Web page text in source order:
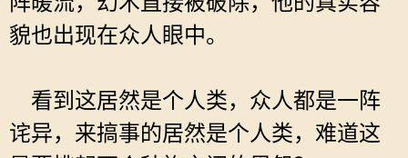
貌也出现在众人眼中。
看到这居然是个人类，众人都是一阵
诧异，来搞事的居然是个人类，难道这